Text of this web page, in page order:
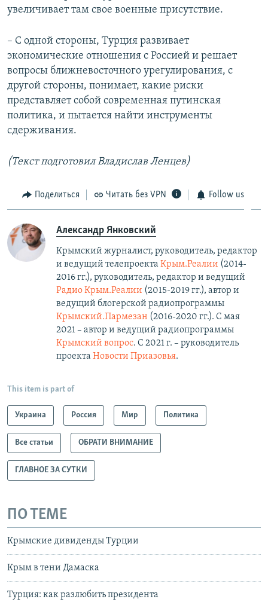
увеличивает там свое военные присутствие.
– С одной стороны, Турция развивает
экономические отношения с Россией и решает
вопросы ближневосточного урегулирования, с
другой стороны, понимает, какие риски
представляет собой современная путинская
политика, и пытается найти инструменты
сдерживания.
(Текст подготовил Владислав Ленцев)
Поделиться Читать без VPN Follow us
Александр Янковский
Крымский журналист, руководитель, редактор
и ведущий телепроекта Крым.Реалии (2014-
2016 гг.), руководитель, редактор и ведущий
Радио Крым.Реалии (2015-2019 гг.), автор и
ведущий блогерской радиопрограммы
Крымский.Пармезан (2016-2020 гг.)​. С мая
2021 – автор и ведущий радиопрограммы
Крымский вопрос. С 2021 г. – руководитель
проекта Новости Приазовья.
This item is part of
Украина Россия Мир Политика
Все статьи ОБРАТИ ВНИМАНИЕ
ГЛАВНОЕ ЗА СУТКИ
ПО ТЕМЕ
Крымские дивиденды Турции
Крым в тени Дамаска
Турция: как разлюбить президента